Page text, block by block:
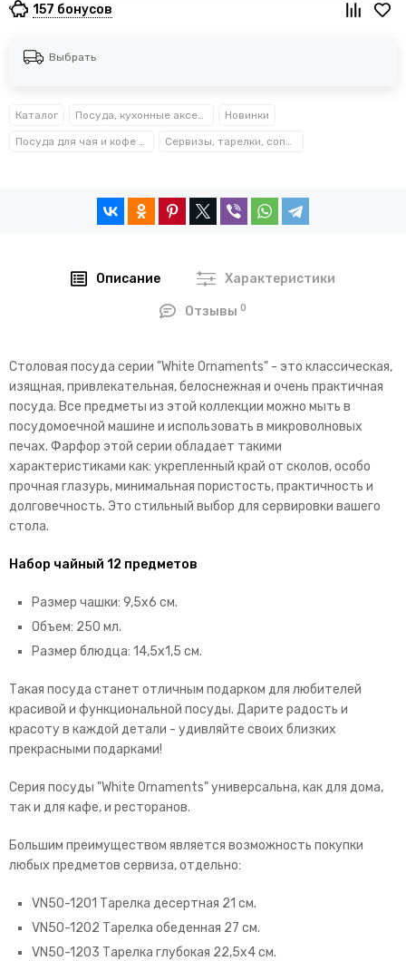
157 бонусов
Выбрать
Каталог Посуда, кухонные аксессуары и принадлежности TM Kamille TM Ofenbach Новинки
Посуда для чая и кофе Kamille™ Сервизы, тарелки, сопутствующие
Описание Характеристики
Отзывы0
Столовая посуда серии "White Ornaments" - это классическая,
изящная, привлекательная, белоснежная и очень практичная
посуда. Все предметы из этой коллекции можно мыть в
посудомоечной машине и использовать в микроволновых
печах. Фарфор этой серии обладает такими
характеристиками как: укрепленный край от сколов, особо
прочная глазурь, минимальная пористость, практичность и
долговечность. Это стильный выбор для сервировки вашего
стола.
Набор чайный 12 предметов
Размер чашки: 9,5х6 см.
Объем: 250 мл.
Размер блюдца: 14,5х1,5 см.
Такая посуда станет отличным подарком для любителей
красивой и функциональной посуды. Дарите радость и
красоту в каждой детали - удивляйте своих близких
прекрасными подарками!
Серия посуды "White Ornaments" универсальна, как для дома,
так и для кафе, и ресторанов.
Большим преимуществом является возможность покупки
любых предметов сервиза, отдельно:
VN50-1201 Тарелка десертная 21 см.
VN50-1202 Тарелка обеденная 27 см.
VN50-1203 Тарелка глубокая 22,5х4 см.